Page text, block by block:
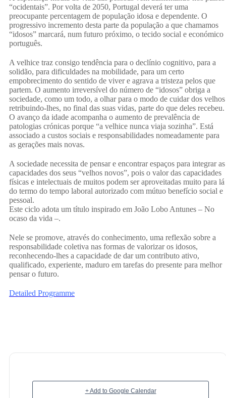
ULisboa
“ocidentais”. Por volta de 2050, Portugal deverá ter uma
preocupante percentagem de população idosa e dependente. O
progressivo incremento desta parte da população a que chamamos
“idosos” marcará, num futuro próximo, o tecido social e económico
português.
A velhice traz consigo tendência para o declínio cognitivo, para a
solidão, para dificuldades na mobilidade, para um certo
empobrecimento do sentido de viver e agrava a tristeza pelos que
partem. O aumento irreversível do número de “idosos” obriga a
sociedade, como um todo, a olhar para o modo de cuidar dos velhos
retribuindo-lhes, no final das suas vidas, parte do que deles recebeu.
O avanço da idade acompanha o aumento de prevalência de
patologias crónicas porque “a velhice nunca viaja sozinha”. Está
associado a custos sociais e responsabilidades nomeadamente para
as gerações mais novas.
A sociedade necessita de pensar e encontrar espaços para integrar as
capacidades dos seus “velhos novos”, pois o valor das capacidades
físicas e intelectuais de muitos podem ser aproveitadas muito para lá
do termo do tempo laboral autorizado com mútuo benefício social e
pessoal.
Este ciclo adota um título inspirado em João Lobo Antunes – No
ocaso da vida –.
Nele se promove, através do conhecimento, uma reflexão sobre a
responsabilidade coletiva nas formas de valorizar os idosos,
reconhecendo-lhes a capacidade de dar um contributo ativo,
qualificado, experiente, maduro em tarefas do presente para melhor
pensar o futuro.
Detailed Programme
+ Add to Google Calendar